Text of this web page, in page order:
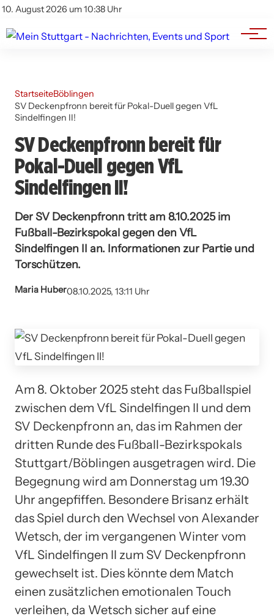
10. August 2026 um 10:38 Uhr
Impressum
Branchenbuch
Werbung
StartseiteBöblingen
SV Deckenpfronn bereit für Pokal-Duell gegen VfL
Sindelfingen II!
SV Deckenpfronn bereit für
Pokal-Duell gegen VfL
Sindelfingen II!
Der SV Deckenpfronn tritt am 8.10.2025 im
Fußball-Bezirkspokal gegen den VfL
Sindelfingen II an. Informationen zur Partie und
Torschützen.
Maria Huber08.10.2025, 13:11 Uhr
Am 8. Oktober 2025 steht das Fußballspiel
zwischen dem VfL Sindelfingen II und dem
SV Deckenpfronn an, das im Rahmen der
dritten Runde des Fußball-Bezirkspokals
Stuttgart/Böblingen ausgetragen wird. Die
Begegnung wird am Donnerstag um 19.30
Uhr angepfiffen. Besondere Brisanz erhält
das Spiel durch den Wechsel von Alexander
Wetsch, der im vergangenen Winter vom
VfL Sindelfingen II zum SV Deckenpfronn
gewechselt ist. Dies könnte dem Match
einen zusätzlichen emotionalen Touch
verleihen, da Wetsch sicher auf eine